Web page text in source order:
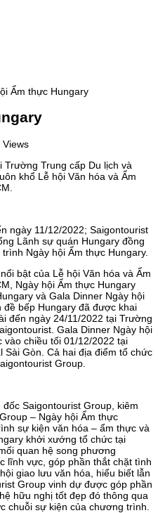
Ẩm thực Hungary
Views
Trường Trung cấp Du lịch và
khổ Lễ hội Văn hóa và Ẩm
ngày 11/12/2022; Saigontourist
Lãnh sự quán Hungary đồng
Ngày hội Ẩm thực Hungary.
bật của Lễ hội Văn hóa và Ẩm
Ngày hội Ẩm thực Hungary
và Gala Dinner Ngày hội
đề bếp Hungary đã được khai
đến ngày 24/11/2022 tại Trường
Gala Dinner Ngày hội
chiều tối 01/12/2022 tại
Sài Gòn. Cả hai địa điểm tổ chức
Group.
Saigontourist Group, kiêm
– Ngày hội Ẩm thực
sự kiện văn hóa – ẩm thực và
khởi xướng tổ chức tại
quan hệ song phương
lĩnh vực, góp phần thắt chặt tình
giao lưu văn hóa, hiểu biết lẫn
Group vinh dự được góp phần
hữu nghị tốt đẹp đó thông qua
chuỗi sự kiện của chương trình.